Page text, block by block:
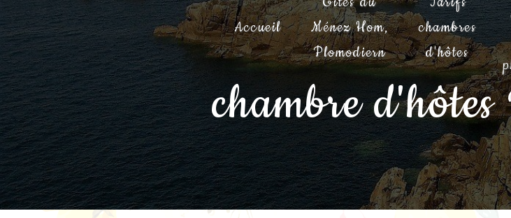
Accueil
Ménez Hom,
Plomodiern
chambres
d'hôtes
chambre
Panneau de gestion des cookies